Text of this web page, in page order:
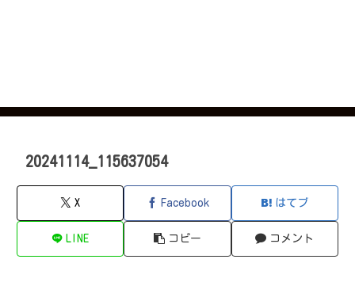
20241114_115637054
X Facebook はてブ
LINE コピー コメント